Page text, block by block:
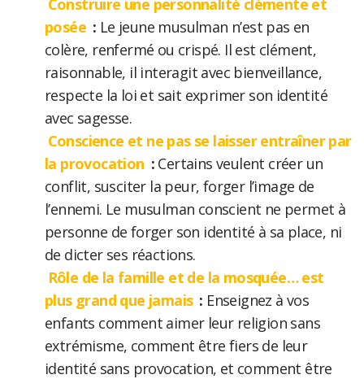
Construire une personnalité clémente et
posée : Le jeune musulman n’est pas en
colère, renfermé ou crispé. Il est clément,
raisonnable, il interagit avec bienveillance,
respecte la loi et sait exprimer son identité
avec sagesse.
Conscience et ne pas se laisser entraîner par
la provocation : Certains veulent créer un
conflit, susciter la peur, forger l’image de
l’ennemi. Le musulman conscient ne permet à
personne de forger son identité à sa place, ni
de dicter ses réactions.
Rôle de la famille et de la mosquée… est
plus grand que jamais : Enseignez à vos
enfants comment aimer leur religion sans
extrémisme, comment être fiers de leur
identité sans provocation, et comment être